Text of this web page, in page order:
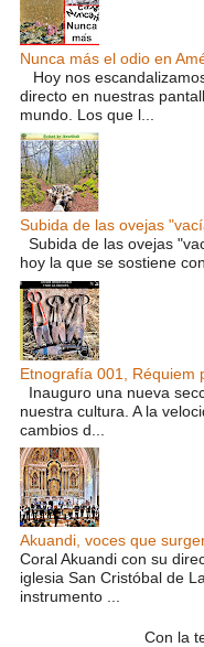
Nunca más el odio en
Hoy nos
directo en nuestras
mundo. Los que l...
Subida de las ovejas
Subida de las ovejas
hoy la que se sostiene
Etnografía 001, Réquiem
Inauguro una nueva
nuestra cultura. A la
cambios d...
Akuandi, voces que
Coral Akuandi con su
iglesia San Cristóbal de
instrumento ...
Con la